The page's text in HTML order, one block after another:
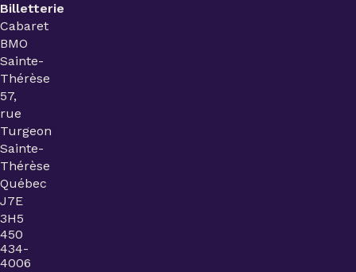
Billetterie
Cabaret
BMO
Sainte-
Thérèse
57,
rue
Turgeon
Sainte-
Thérèse
Québec
J7E
3H5
450
434-
4006